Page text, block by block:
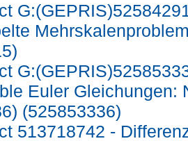
Euler Gleichungen:
(525853336)
513718742 -